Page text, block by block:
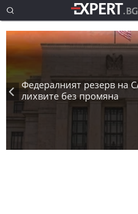
Федералният резерв на
лихвите без промяна